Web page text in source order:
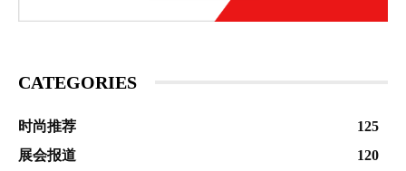
CATEGORIES
时尚推荐
125
展会报道
120